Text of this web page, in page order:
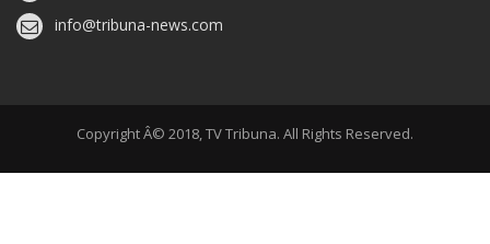
info@tribuna-news.com
Copyright Â© 2018, TV Tribuna. All Rights Reserved.